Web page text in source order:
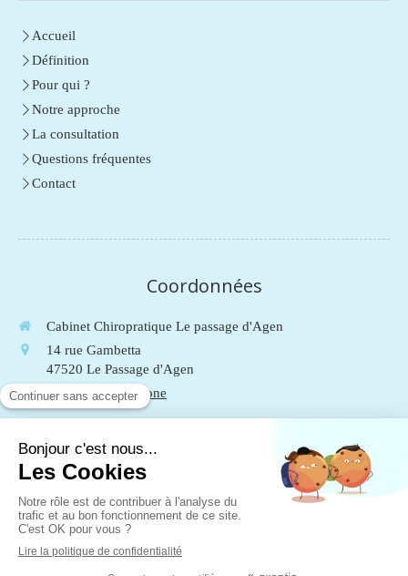
Accueil
Définition
Pour qui ?
Notre approche
La consultation
Questions fréquentes
Contact
Coordonnées
Cabinet Chiropratique Le passage d'Agen
14 rue Gambetta
47520 Le Passage d'Agen
Afficher le téléphone
LeSamedide9hà13h
Mentions légales
Plan du site